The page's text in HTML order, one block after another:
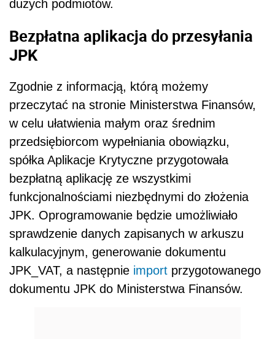
dużych podmiotów.
Bezpłatna aplikacja do przesyłania
JPK
Zgodnie z informacją, którą możemy
przeczytać na stronie Ministerstwa Finansów,
w celu ułatwienia małym oraz średnim
przedsiębiorcom wypełniania obowiązku,
spółka Aplikacje Krytyczne przygotowała
bezpłatną aplikację ze wszystkimi
funkcjonalnościami niezbędnymi do złożenia
JPK. Oprogramowanie będzie umożliwiało
sprawdzenie danych zapisanych w arkuszu
kalkulacyjnym, generowanie dokumentu
JPK_VAT, a następnie import przygotowanego
dokumentu JPK do Ministerstwa Finansów.